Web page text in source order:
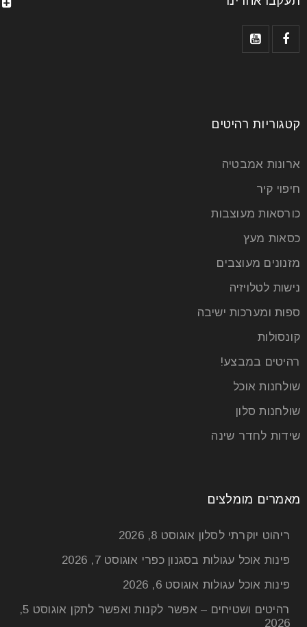
קטגוריות רהיטים
ארונות אמבטיה
חיפוי קיר
כורסאות מעוצבות
כסאות מעץ
מזנונים מעוצבים
נישות לטלויזיה
ספות ומערכות ישיבה
קונסולות
רהיטים במבצע!
שולחנות אוכל
שולחנות סלון
שידות לחדר שינה
מאמרים מומלצים
ריהוט יוקרתי לסלון אוגוסט 8, 2026
פינות אוכל עגולות בסגנון כפרי אוגוסט 7, 2026
פינות אוכל עגולות אוגוסט 6, 2026
רהיטים ושטיחים – אפשר לקנות ואפשר לתקן
אוגוסט 5,
2026